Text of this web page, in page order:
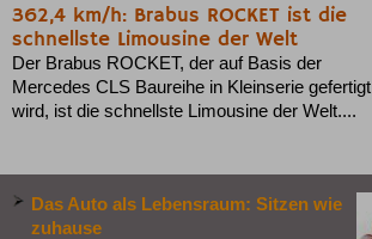
362,4 km/h: Brabus ROCKET ist die
schnellste Limousine der Welt
Der Brabus ROCKET, der auf Basis der
Mercedes CLS Baureihe in Kleinserie gefertigt
wird, ist die schnellste Limousine der Welt....
Das Auto als Lebensraum: Sitzen wie
zuhause